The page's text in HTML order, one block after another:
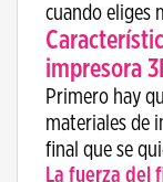
cuando eliges
impresora
Primero hay
materiales de
final que se
La fuerza del